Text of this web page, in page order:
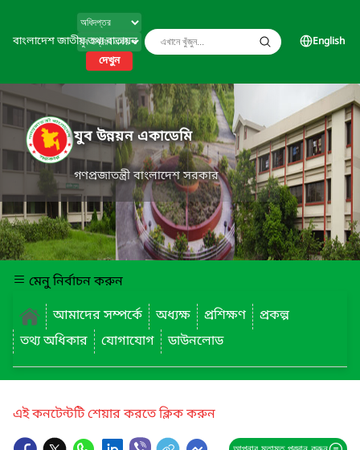
বাংলাদেশ জাতীয় তথ্য বাতায়ন
দেখুন
English
যুব উন্নয়ন একাডেমি
গণপ্রজাতন্ত্রী বাংলাদেশ সরকার
মেনু নির্বাচন করুন
আমাদের সম্পর্কে
অধ্যক্ষ প্রশিক্ষণ
প্রকল্প
তথ্য অধিকার
যোগাযোগ ডাউনলোড
এই কনটেন্টটি শেয়ার করতে ক্লিক করুন